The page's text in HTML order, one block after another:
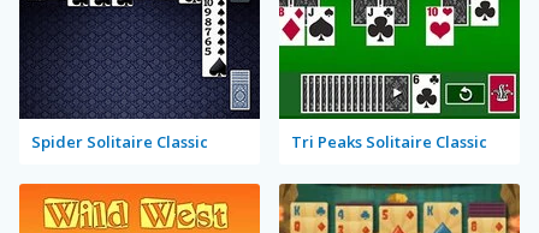
Spider Solitaire Classic Tri Peaks Solitaire Classic